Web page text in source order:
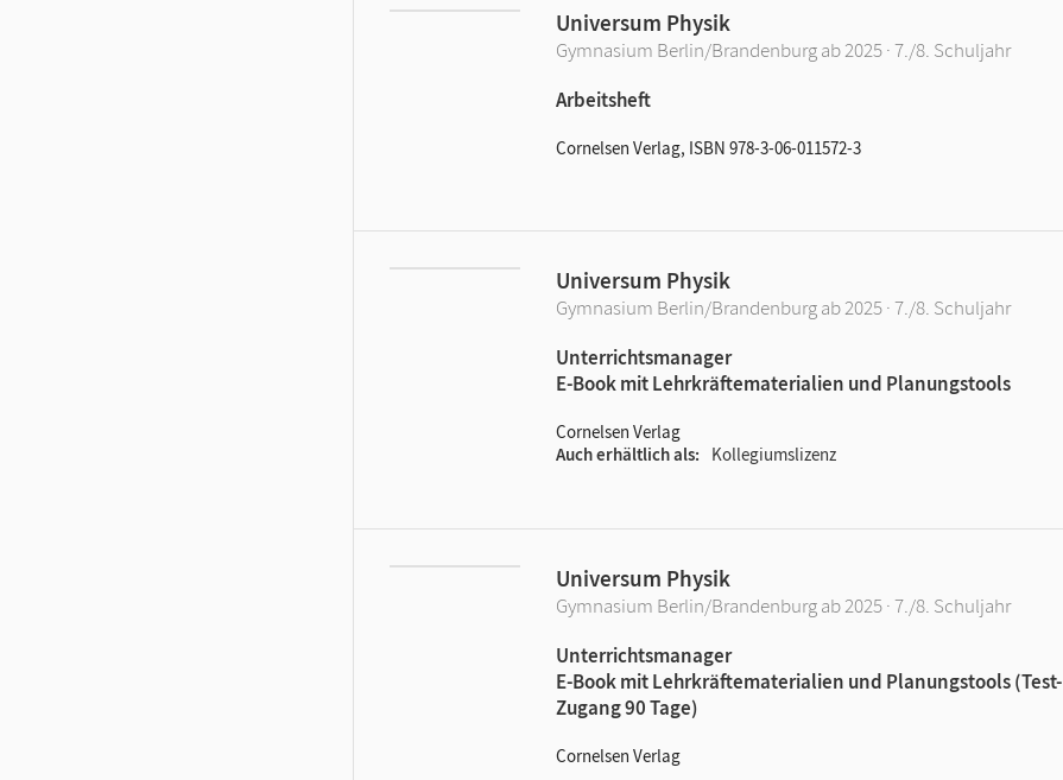
Universum Physik
Gymnasium Berlin/Brandenburg ab 2025 · 7./8. Schuljahr
Arbeitsheft
Cornelsen Verlag, ISBN 978-3-06-011572-3
Universum Physik
Gymnasium Berlin/Brandenburg ab 2025 · 7./8. Schuljahr
Unterrichtsmanager
E-Book mit Lehrkräftematerialien und Planungstools
Cornelsen Verlag
Auch erhältlich als
Kollegiumslizenz
Universum Physik
Gymnasium Berlin/Brandenburg ab 2025 · 7./8. Schuljahr
Unterrichtsmanager
E-Book mit Lehrkräftematerialien und Planungstools (Test-
Zugang 90 Tage)
Cornelsen Verlag